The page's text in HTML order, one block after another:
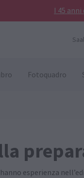
I 45
Fotoquadro
esperienza